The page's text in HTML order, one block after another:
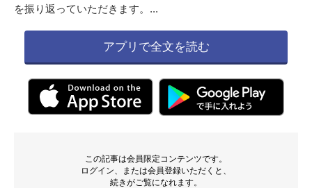
を振り返っていただきます。...
アプリで全文を読む
この記事は会員限定コンテンツです。
ログイン、または会員登録いただくと、
続きがご覧になれます。